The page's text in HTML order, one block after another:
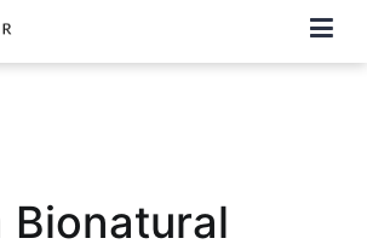
e flexível para social media e CRM
Bionatural